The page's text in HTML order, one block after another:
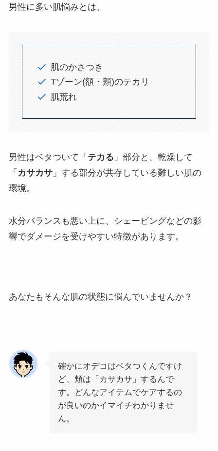
男性に多い肌悩みとは、
肌のかさつき
Tゾーン(額・頬)のテカリ
肌荒れ
男性はベタついて「 テカる 」部分と、乾燥して
「 カサカサ」する部分が共存している難しい肌の
環境。
水分バランスも悪い上に、シェービングなどの影
響でダメージを受けやすい特徴があります。
あなたもそんな肌の状態に悩んでいませんか？
確かにオデコはベタつくんですけ
ど、頬は「カサカサ」するんで
す。どんなアイテムでケアするの
が良いのかイマイチわかりませ
ん。